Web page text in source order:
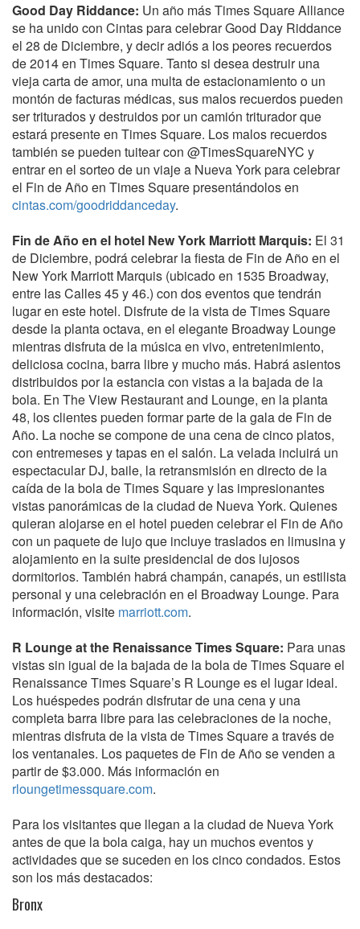
Good Day Riddance: Un año más Times Square Alliance
se ha unido con Cintas para celebrar Good Day Riddance
el 28 de Diciembre, y decir adiós a los peores recuerdos
de 2014 en Times Square. Tanto si desea destruir una
vieja carta de amor, una multa de estacionamiento o un
montón de facturas médicas, sus malos recuerdos pueden
ser triturados y destruidos por un camión triturador que
estará presente en Times Square. Los malos recuerdos
también se pueden tuitear con @TimesSquareNYC y
entrar en el sorteo de un viaje a Nueva York para celebrar
el Fin de Año en Times Square presentándolos en
cintas.com/goodriddanceday.
Fin de Año en el hotel New York Marriott Marquis: El 31
de Diciembre, podrá celebrar la fiesta de Fin de Año en el
New York Marriott Marquis (ubicado en 1535 Broadway,
entre las Calles 45 y 46.) con dos eventos que tendrán
lugar en este hotel. Disfrute de la vista de Times Square
desde la planta octava, en el elegante Broadway Lounge
mientras disfruta de la música en vivo, entretenimiento,
deliciosa cocina, barra libre y mucho más. Habrá asientos
distribuidos por la estancia con vistas a la bajada de la
bola. En The View Restaurant and Lounge, en la planta
48, los clientes pueden formar parte de la gala de Fin de
Año. La noche se compone de una cena de cinco platos,
con entremeses y tapas en el salón. La velada incluirá un
espectacular DJ, baile, la retransmisión en directo de la
caída de la bola de Times Square y las impresionantes
vistas panorámicas de la ciudad de Nueva York. Quienes
quieran alojarse en el hotel pueden celebrar el Fin de Año
con un paquete de lujo que incluye traslados en limusina y
alojamiento en la suite presidencial de dos lujosos
dormitorios. También habrá champán, canapés, un estilista
personal y una celebración en el Broadway Lounge. Para
información, visite marriott.com.
R Lounge at the Renaissance Times Square: Para unas
vistas sin igual de la bajada de la bola de Times Square el
Renaissance Times Square’s R Lounge es el lugar ideal.
Los huéspedes podrán disfrutar de una cena y una
completa barra libre para las celebraciones de la noche,
mientras disfruta de la vista de Times Square a través de
los ventanales. Los paquetes de Fin de Año se venden a
partir de $3.000. Más información en
rloungetimessquare.com.
Para los visitantes que llegan a la ciudad de Nueva York
antes de que la bola caiga, hay un muchos eventos y
actividades que se suceden en los cinco condados. Estos
son los más destacados:
Bronx